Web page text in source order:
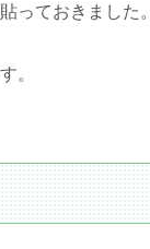
っておきました。
。